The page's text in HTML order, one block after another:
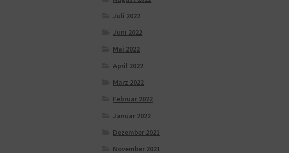
Juli 2022
Juni 2022
Mai 2022
April 2022
März 2022
Februar 2022
Januar 2022
Dezember 2021
November 2021